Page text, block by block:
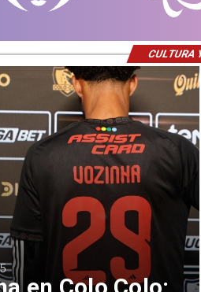
CULTURA